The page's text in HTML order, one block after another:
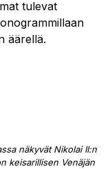
tulevat
äärellä.
näkyvät Nikolai II:n
keisarillisen Venäjän